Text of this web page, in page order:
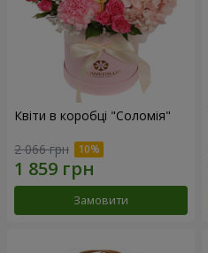
Квіти в коробці "Соломія"
2 066 грн
Замовити